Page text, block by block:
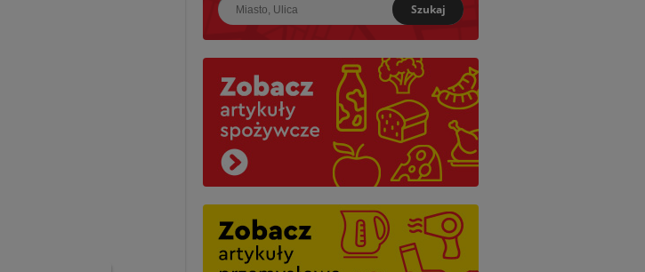
Szukaj